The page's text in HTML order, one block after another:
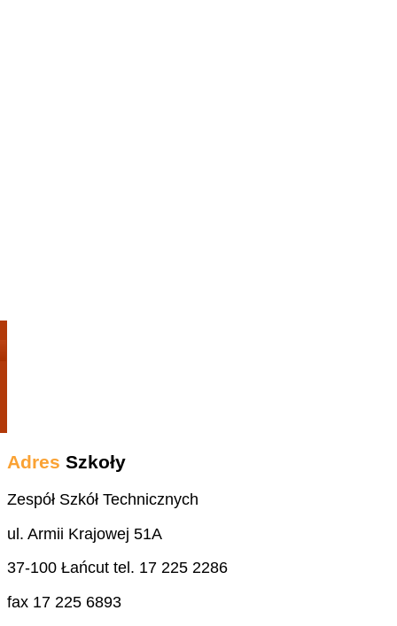
Adres Szkoły
Zespół Szkół Technicznych
ul. Armii Krajowej 51A
37-100 Łańcut tel. 17 225 2286
fax 17 225 6893